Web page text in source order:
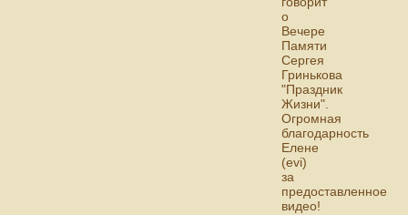
о
Вечере
Памяти
Сергея
Гринькова
"Праздник
Жизни".
Огромная
благодарность
Елене
(evi)
за
предоставленное
видео!